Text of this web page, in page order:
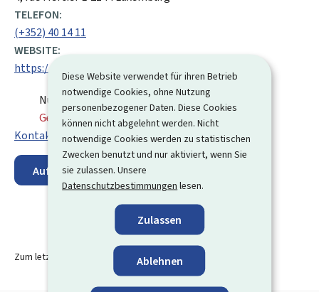
Diese Website verwendet für ihren Betrieb
notwendige Cookies, ohne Nutzung
personenbezogener Daten. Diese Cookies
können nicht abgelehnt werden. Nicht
notwendige Cookies werden zu statistischen
Zwecken benutzt und nur aktiviert, wenn Sie
sie zulassen. Unsere
Datenschutzbestimmungen lesen.
Zulassen
Ablehnen
TELEFON:
(+352) 40 14 11
WEBSITE:
https://ccss.lu/de.html
Nur nach Terminvereinbarung:
Geschlossen
⋅ Öffnet Montag um 8:00 Uhr
Kontaktformular
Auf der Karte anzeigen
Zum letzten Mal aktualisiert am16.04.2025